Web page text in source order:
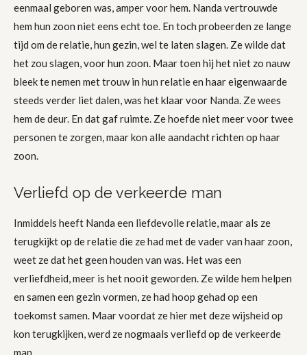
eenmaal geboren was, amper voor hem. Nanda vertrouwde
hem hun zoon niet eens echt toe. En toch probeerden ze lange
tijd om de relatie, hun gezin, wel te laten slagen. Ze wilde dat
het zou slagen, voor hun zoon. Maar toen hij het niet zo nauw
bleek te nemen met trouw in hun relatie en haar eigenwaarde
steeds verder liet dalen, was het klaar voor Nanda. Ze wees
hem de deur. En dat gaf ruimte. Ze hoefde niet meer voor twee
personen te zorgen, maar kon alle aandacht richten op haar
zoon.
Verliefd op de verkeerde man
Inmiddels heeft Nanda een liefdevolle relatie, maar als ze
terugkijkt op de relatie die ze had met de vader van haar zoon,
weet ze dat het geen houden van was. Het was een
verliefdheid, meer is het nooit geworden. Ze wilde hem helpen
en samen een gezin vormen, ze had hoop gehad op een
toekomst samen. Maar voordat ze hier met deze wijsheid op
kon terugkijken, werd ze nogmaals verliefd op de verkeerde
man.